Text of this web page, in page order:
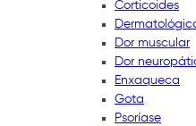
Corticoides
Dor muscular
Dor
Enxaqueca
Gota
Psoríase